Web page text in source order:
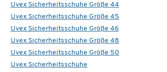
Uvex Sicherheitsschuhe Größe 44
Uvex Sicherheitsschuhe Größe 45
Uvex Sicherheitsschuhe Größe 46
Uvex Sicherheitsschuhe Größe 48
Uvex Sicherheitsschuhe Größe 50
Uvex Sicherheitsschuhe